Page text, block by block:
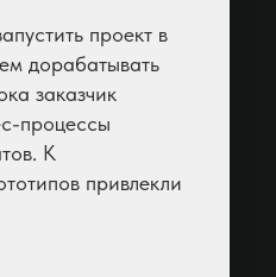
проект в
дорабатывать
заказчик
процессы
К
привлекли